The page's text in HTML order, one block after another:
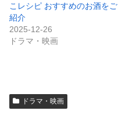
こレシピ おすすめのお酒をご
紹介
2025-12-26
ドラマ・映画
ドラマ・映画